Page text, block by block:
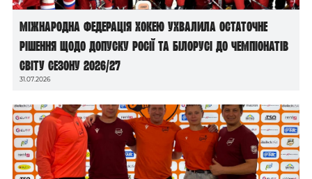
Міжнародна федерація хокею ухвалила остаточне
рішення щодо допуску росії та білорусі до чемпіонатів
світу сезону 2026/27
31.07.2026